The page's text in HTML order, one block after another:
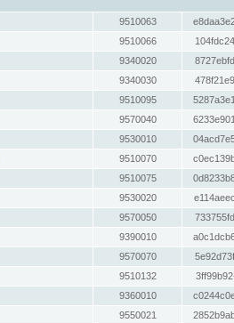
9510063
9510066
9340020
9340030
9510095
9570040
9530010
9510070
9510075
9530020
9570050
9390010
9570070
9510132
9360010
9550021